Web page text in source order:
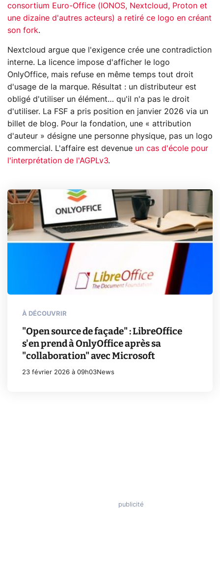
consortium Euro-Office (IONOS, Nextcloud, Proton et
une dizaine d'autres acteurs) a retiré ce logo en créant
son fork.
Nextcloud argue que l'exigence crée une contradiction
interne. La licence impose d'afficher le logo
OnlyOffice, mais refuse en même temps tout droit
d'usage de la marque. Résultat : un distributeur est
obligé d'utiliser un élément… qu'il n'a pas le droit
d'utiliser. La FSF a pris position en janvier 2026 via un
billet de blog. Pour la fondation, une « attribution
d'auteur » désigne une personne physique, pas un logo
commercial. L'affaire est devenue un cas d'école pour
l'interprétation de l'AGPLv3.
À DÉCOUVRIR
"Open source de façade" : LibreOffice
s'en prend à OnlyOffice après sa
"collaboration" avec Microsoft
23 février 2026 à 09h03News